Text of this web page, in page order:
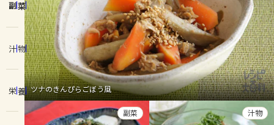
ホーム
コンテンツ
レシピ
トーク
きゅうり なす トマト
とうもろこし
ピーマン
みょうが ゴーヤ
副菜
汁物
栄養 ツナのきんぴらごぼう風
副菜 汁物